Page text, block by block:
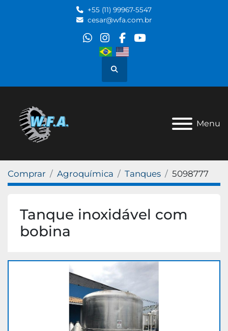
+55 (11) 99967-5547
cesar@wfa.com.br
whatsapp
instagram
facebook
youtube
Pesquisar
Menu
Comprar Agroquímica Tanques 5098777
Tanque inoxidável com
bobina